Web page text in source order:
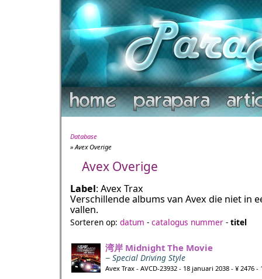
Database
» Avex Overige
Avex Overige
Label: Avex Trax
Verschillende albums van Avex die niet in
vallen.
Sorteren op: datum - catalogus nummer - titel
湾岸 Midnight The Movie
− Special Driving Style
Avex Trax - AVCD-23932 - 18 januari 2038 - ¥ 2476 -